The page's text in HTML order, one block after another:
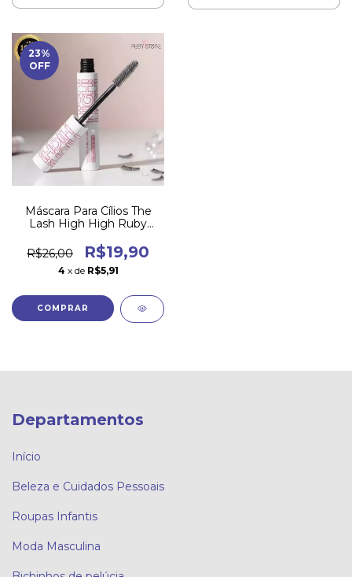
23%
OFF
Máscara Para Cílios The
Lash High High Ruby
R$26,00
R$19,90
4 x de R$5,91
Departamentos
Início
Beleza e Cuidados Pessoais
Roupas Infantis
Moda Masculina